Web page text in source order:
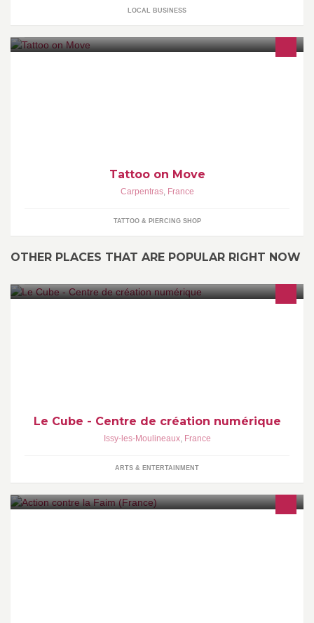
LOCAL BUSINESS
Tattoo on Move
Carpentras, France
TATTOO & PIERCING SHOP
OTHER PLACES THAT ARE POPULAR RIGHT NOW
Le Cube - Centre de création numérique
Issy-les-Moulineaux, France
ARTS & ENTERTAINMENT